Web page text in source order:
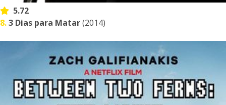
5.72
8.3 Dias para Matar(2014)